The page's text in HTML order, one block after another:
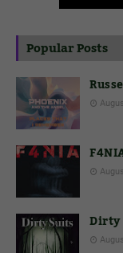
Popular Posts
Dirty